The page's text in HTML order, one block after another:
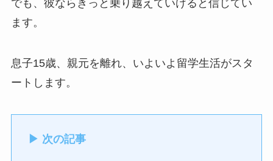
でも、彼ならきっと乗り越えていけると信じてい
ます。
息子15歳、親元を離れ、いよいよ留学生活がスタ
ートします。
▶ 次の記事